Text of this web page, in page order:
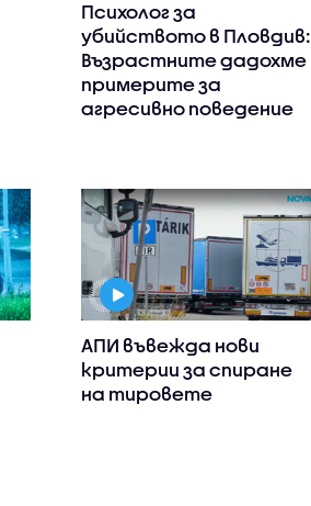
Психолог за
убийството в Пловдив:
Възрастните дадохме
примерите за
агресивно поведение
АПИ въвежда нови
критерии за спиране
на тировете